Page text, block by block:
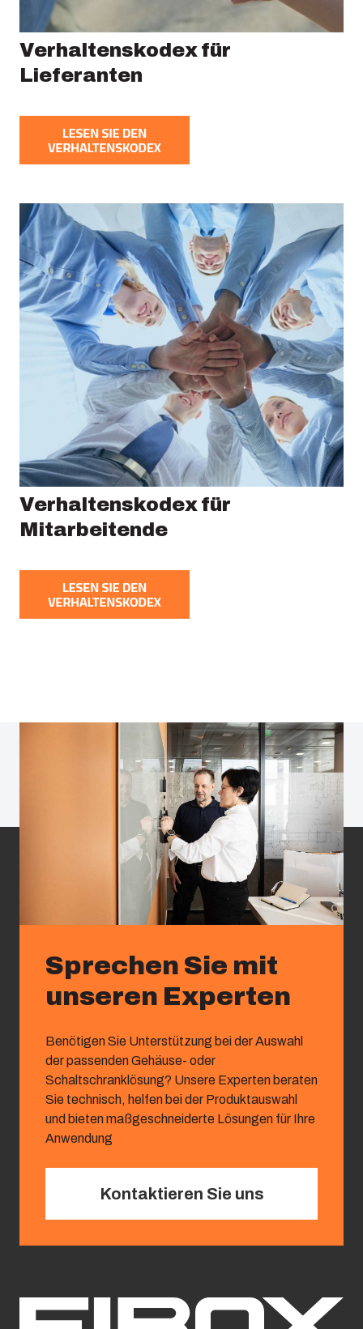
Verhaltenskodex für
Lieferanten
Verhaltenskodex für
Mitarbeitende
Sprechen Sie mit
unseren Experten
Benötigen Sie Unterstützung bei der Auswahl
der passenden Gehäuse- oder
Schaltschranklösung? Unsere Experten beraten
Sie technisch, helfen bei der Produktauswahl
und bieten maßgeschneiderte Lösungen für Ihre
Anwendung
Kontaktieren Sie uns